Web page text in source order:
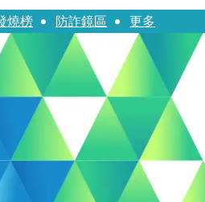
燒榜 防詐鏡區 更多